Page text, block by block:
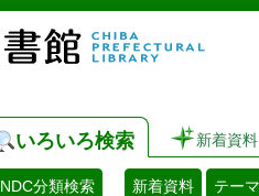
いろいろ検索 新着資料
NDC分類検索 新着資料 テー